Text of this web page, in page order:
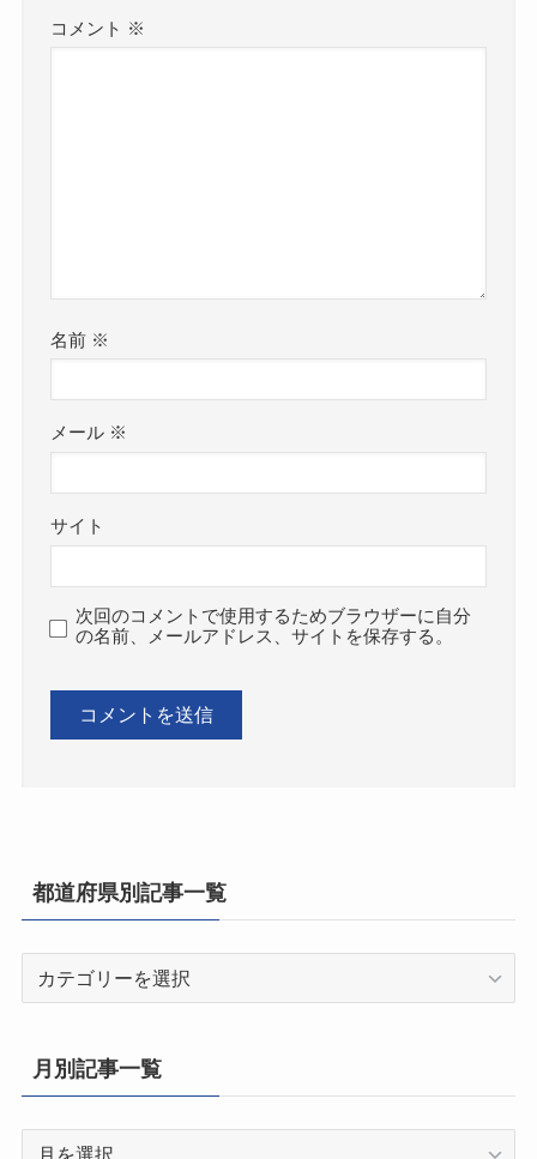
コメント ※
名前 ※
メール ※
サイト
次回のコメントで使用するためブラウザーに自分
の名前、メールアドレス、サイトを保存する。
都道府県別記事一覧
県
別
月別記事一覧